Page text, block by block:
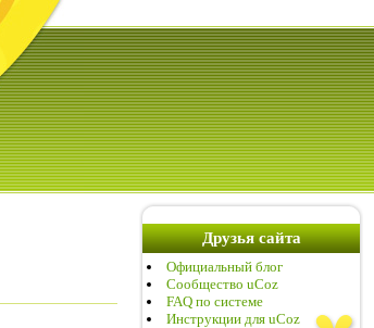
Друзья сайта
Официальный блог
Сообщество uCoz
FAQ по системе
Инструкции для uCoz